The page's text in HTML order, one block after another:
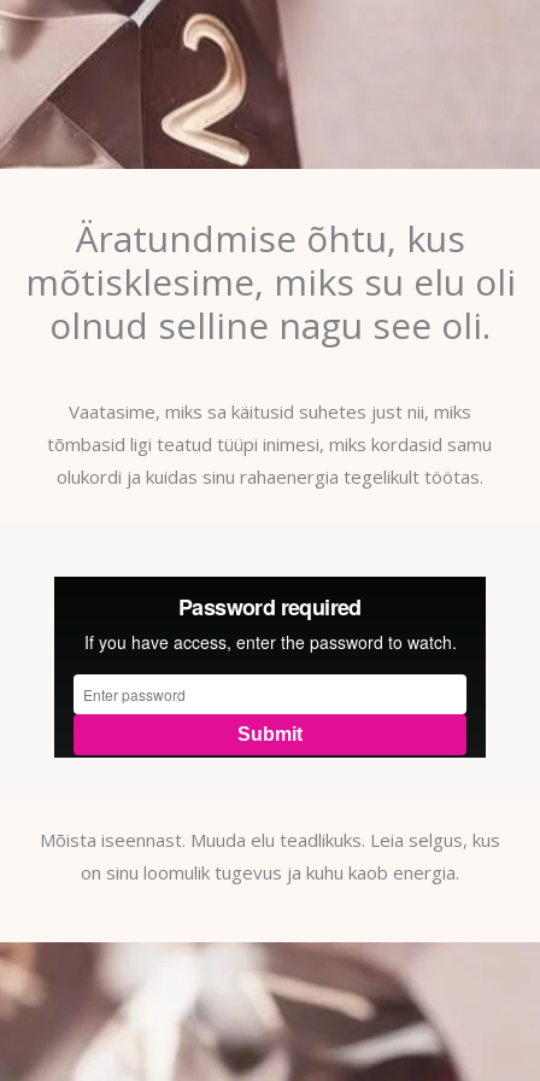
Äratundmise õhtu, kus
mõtisklesime, miks su elu oli
olnud selline nagu see oli.
Vaatasime, miks sa käitusid suhetes just nii, miks
tõmbasid ligi teatud tüüpi inimesi, miks kordasid samu
olukordi ja kuidas sinu rahaenergia tegelikult töötas.
Mõista iseennast. Muuda elu teadlikuks. Leia selgus, kus
on sinu loomulik tugevus ja kuhu kaob energia.